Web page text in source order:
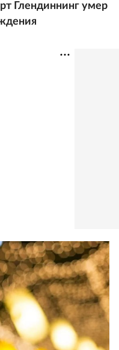
Глендиннинг умер